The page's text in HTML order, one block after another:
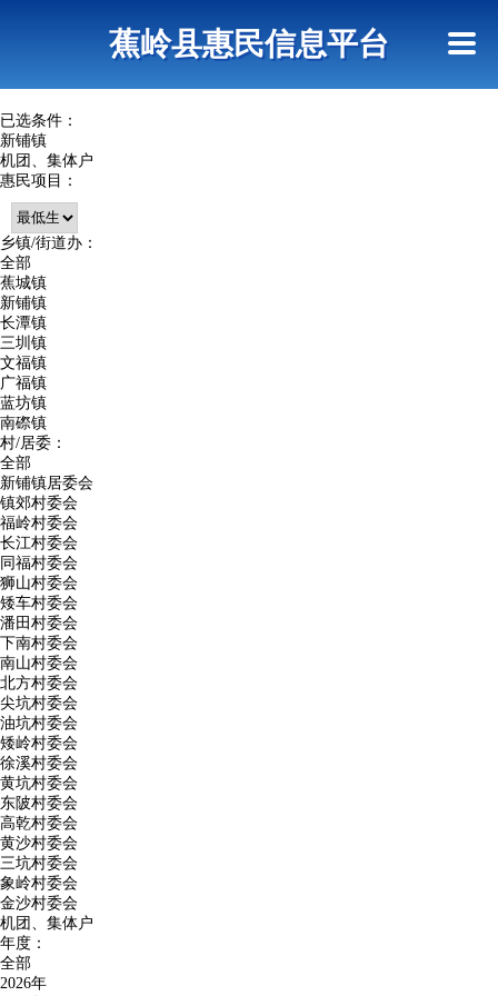
蕉岭县惠民信息平台
已选条件：
新铺镇
机团、集体户
惠民项目：
乡镇/街道办：
全部
蕉城镇
新铺镇
长潭镇
三圳镇
文福镇
广福镇
蓝坊镇
南磜镇
村/居委：
全部
新铺镇居委会
镇郊村委会
福岭村委会
长江村委会
同福村委会
狮山村委会
矮车村委会
潘田村委会
下南村委会
南山村委会
北方村委会
尖坑村委会
油坑村委会
矮岭村委会
徐溪村委会
黄坑村委会
东陂村委会
高乾村委会
黄沙村委会
三坑村委会
象岭村委会
金沙村委会
机团、集体户
年度：
全部
2026年